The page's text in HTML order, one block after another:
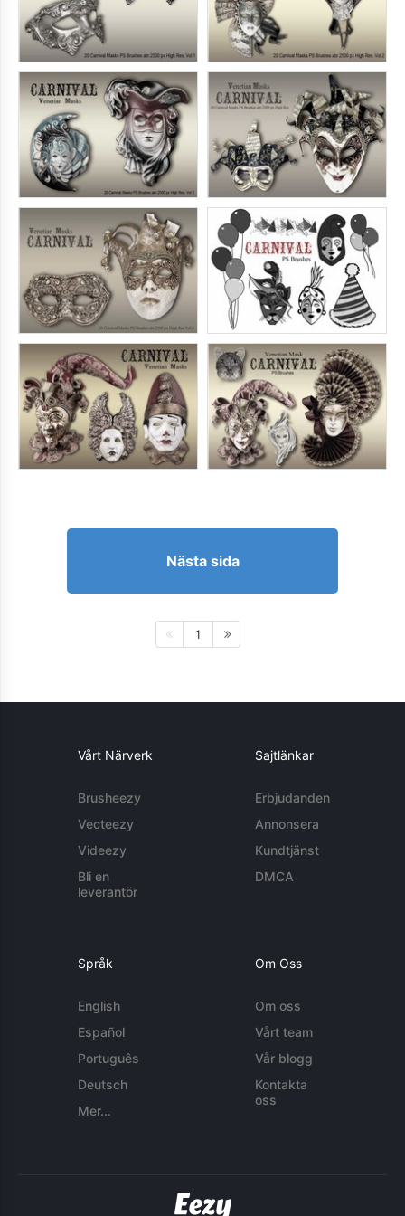
Nästa sida
1
Vårt Närverk
Brusheezy
Vecteezy
Videezy
Bli en
leverantör
Sajtlänkar
Erbjudanden
Annonsera
Kundtjänst
DMCA
Språk
English
Español
Português
Deutsch
Mer...
Om Oss
Om oss
Vårt team
Vår blogg
Kontakta
oss